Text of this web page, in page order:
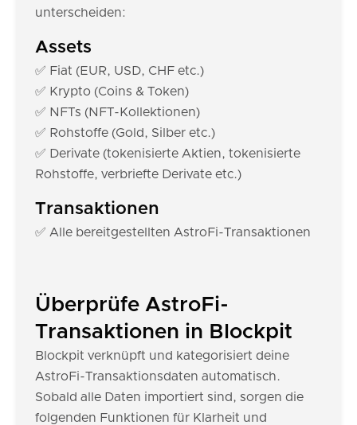
unterscheiden:
Assets
✅ Fiat (EUR, USD, CHF etc.)
✅ Krypto (Coins & Token)
✅ NFTs (NFT-Kollektionen)
✅ Rohstoffe (Gold, Silber etc.)
✅ Derivate (tokenisierte Aktien, tokenisierte
Rohstoffe, verbriefte Derivate etc.)
Transaktionen
✅ Alle bereitgestellten AstroFi-Transaktionen
Überprüfe AstroFi-
Transaktionen in Blockpit
Blockpit verknüpft und kategorisiert deine
AstroFi-Transaktionsdaten automatisch.
Sobald alle Daten importiert sind, sorgen die
folgenden Funktionen für Klarheit und